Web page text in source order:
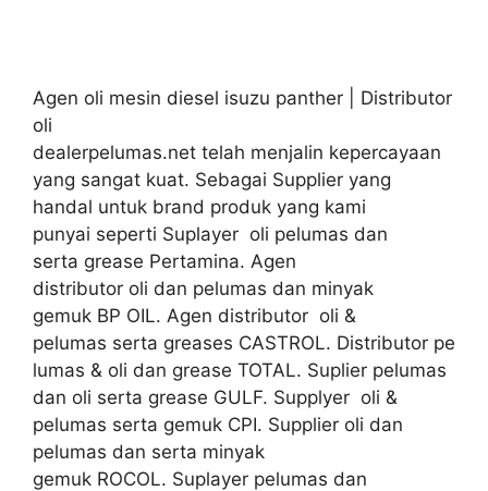
Agen oli mesin diesel isuzu panther | Distributor
oli
dealerpelumas.net telah menjalin kepercayaan
yang sangat kuat. Sebagai Supplier yang
handal untuk brand produk yang kami
punyai seperti Suplayer oli pelumas dan
serta grease Pertamina. Agen
distributor oli dan pelumas dan minyak
gemuk BP OIL. Agen distributor oli &
pelumas serta greases CASTROL. Distributor pe
lumas & oli dan grease TOTAL. Suplier pelumas
dan oli serta grease GULF. Supplyer oli &
pelumas serta gemuk CPI. Supplier oli dan
pelumas dan serta minyak
gemuk ROCOL. Suplayer pelumas dan